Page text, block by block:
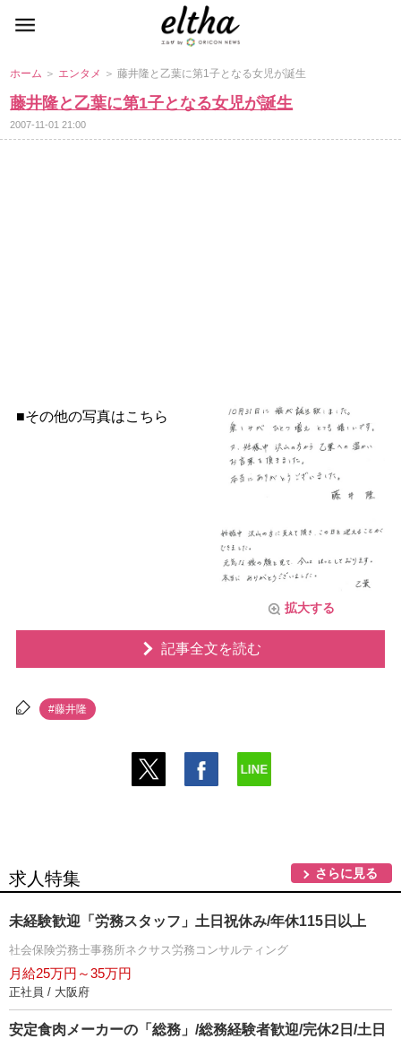
ホーム ＞ エンタメ ＞ 藤井隆と乙葉に第1子となる女児が誕生
藤井隆と乙葉に第1子となる女児が誕生
2007-11-01 21:00
拡大する
■その他の写真はこちら
記事全文を読む
#藤井隆
求人特集 さらに見る
未経験歓迎「労務スタッフ」土日祝休み/年休115日以上
社会保険労務士事務所ネクサス労務コンサルティング
月給25万円～35万円
正社員 / 大阪府
安定食肉メーカーの「総務」/総務経験者歓迎/完休2日/土日